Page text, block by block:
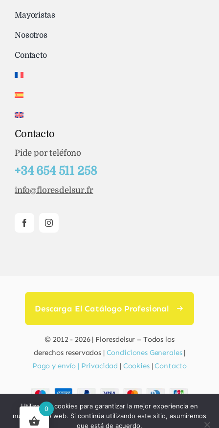
Mayoristas
Nosotros
Contacto
Contacto
Pide por teléfono
+34 654 511 258
info@floresdelsur.fr
Descarga El Catálogo Profesional
© 2012 - 2026 | Floresdelsur – Todos los
derechos reservados | Condiciones Generales|
Pago y envío | Privacidad | Cookies|Contacto
Nuestros productos están elaborados con
ingredientes de origen natural, seguros para la piel y
0
Utilizamos cookies para garantizar la mejor experiencia en
nuestro sitio web. Si continúa utilizando este sitio, asumiremos
que está de acuerdo.